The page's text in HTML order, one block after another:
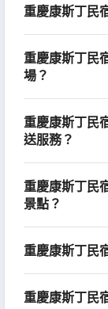
重慶康斯丁民
重慶康斯丁民
場？
重慶康斯丁民
送服務？
重慶康斯丁民
景點？
重慶康斯丁民
重慶康斯丁民